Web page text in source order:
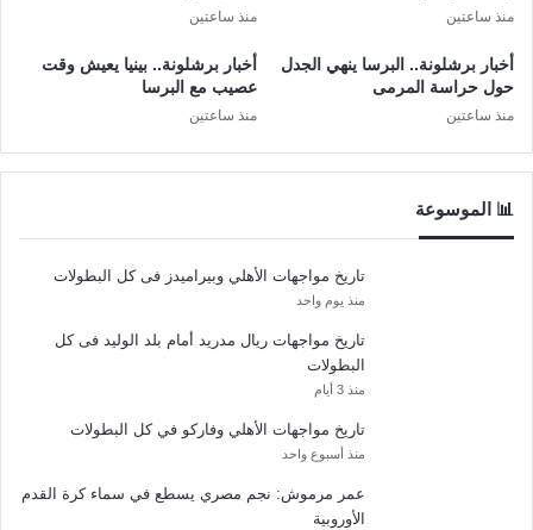
منذ ساعتين منذ ساعتين
أخبار برشلونة.. البرسا ينهي الجدل
حول حراسة المرمى
منذ ساعتين
أخبار برشلونة.. بينيا يعيش وقت
عصيب مع البرسا
منذ ساعتين
📊 الموسوعة
تاريخ مواجهات الأهلي وبيراميدز فى كل البطولات
منذ يوم واحد
تاريخ مواجهات ريال مدريد أمام بلد الوليد فى كل
البطولات
منذ 3 أيام
تاريخ مواجهات الأهلي وفاركو في كل البطولات
منذ أسبوع واحد
عمر مرموش: نجم مصري يسطع في سماء كرة القدم
الأوروبية